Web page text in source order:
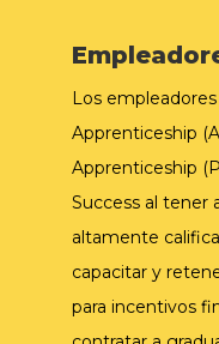
Los
Apprenticeship
Apprenticeship
Success al tener
altamente
capacitar y
para incentivos